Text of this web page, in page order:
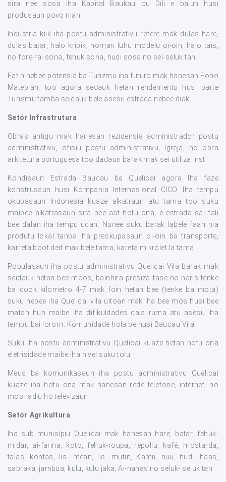
sira nee sosa iha Kapital Baukau ou Dili e balun husi
produsaun povo nian.
Industria kiik iha postu administrativu refere mak dulas hare,
dulas batar, halo kripik, homan luhu modelu oi-oin, halo tais,
no fore-rai sona, fehuk sona, hudi sosa no sel-seluk tan.
Fatin nebee potensia ba Turizmu iha futuro mak hanesan Foho
Matebian, too agora sedauk hetan rendementu husi parte
Turismu tamba seidauk bele asesu estrada nebee diak.
Setór Infrastrutura
Obras antigu mak hanesan rezidensia administrador postu
administrativu, ofisiu postu administrativu, Igreja, no obra
arkitetura portuguesa too dadaun barak mak sei utiliza. nst.
Kondisaun Estrada Baucau ba Quelicai agora Iha faze
konstrusaun husi Kompania Internasional CICO. Iha tempu
okupasaun Indonesia kuaze alkatraun atu tama too suku
maibee alkatrasaun sira nee aat hotu ona, e estrada sai fali
bee dalan iha tempu udan. Nunee suku barak labele faan nia
produtu lokal tanba iha preokupasaun oi-oin ba transporte,
karreta boot deit mak bele tama, kareta mikrolet la tama.
Populasaun iha postu administrativu Quelicai Vila barak mak
seidauk hetan bee moos, bainhira presiza fase no haris tenke
ba dook kilometro 4-7 mak foin hetan bee (tenke ba mota)
suku nebee iha Quelicai vila uitoan mak iha bee mos husi bee
matan hun maibe iha difikuldades dala ruma atu asesu iha
tempu bai lororn. Komunidade hola be husi Baucau Vila.
Suku iha postu administrativu Quelicai kuaze hetan hotu ona
eletrisidade maibe iha nivel suku tolu.
Meus ba komunikasaun iha postu administrativu Quelicai
kuaze iha hotu ona mak hanesan rede telefone, internet, no
mos radiu ho televizaun.
Setór Agrikultura
Iha sub munisípiu Quelicai mak hanesan hare, batar, fehuk-
midar, ai-farina, koto, fehuk-roupa, repollu, kafé, mostarda,
talas, kontas, lis- mean, lis- mutin, Kamii, nuu, hudi, haas,
sabraka, jambua, kulu, kulu jaka, Ai-nanas no seluk- seluk tan